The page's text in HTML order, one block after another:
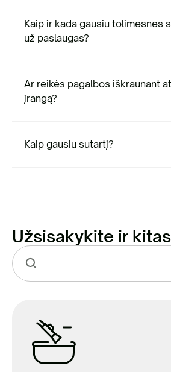
nuomos laikotarpio pabaigoje.
Kaip ir kada gausiu tolimesnes
už paslaugas?
apmokėjimo lauke pateikiama
pirmąjį nuomos mėnesį
nuomos laikotarpio pabaigoje.
Ar reikės pagalbos iškraunant
įrangą?
Kaip gausiu sutartį?
Užsisakykite ir